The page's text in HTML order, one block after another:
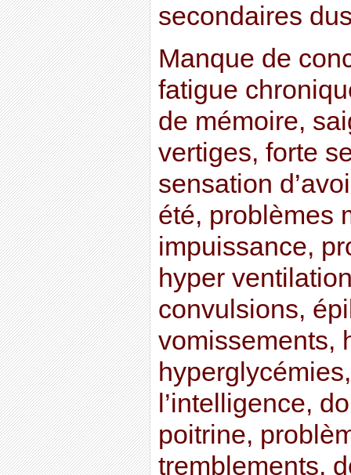
secondaires
Manque de
fatigue
de mémoire,
vertiges, forte
sensation
été, problèmes
impuissance,
hyper
convulsions,
vomissements,
l’intelligence,
poitrine,
tremblements,